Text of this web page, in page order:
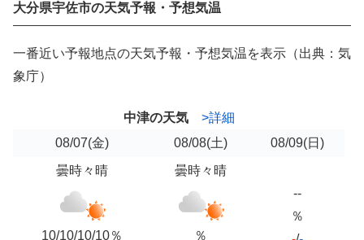
大分県宇佐市の天気予報・予想気温
一番近い予報地点の天気予報・予想気温を表示（出典：気
象庁）
中津の天気
>詳細
08/07(金) 08/08(土) 08/09(日)
曇時々晴
10/10/10/10％
曇時々晴
％
--
％